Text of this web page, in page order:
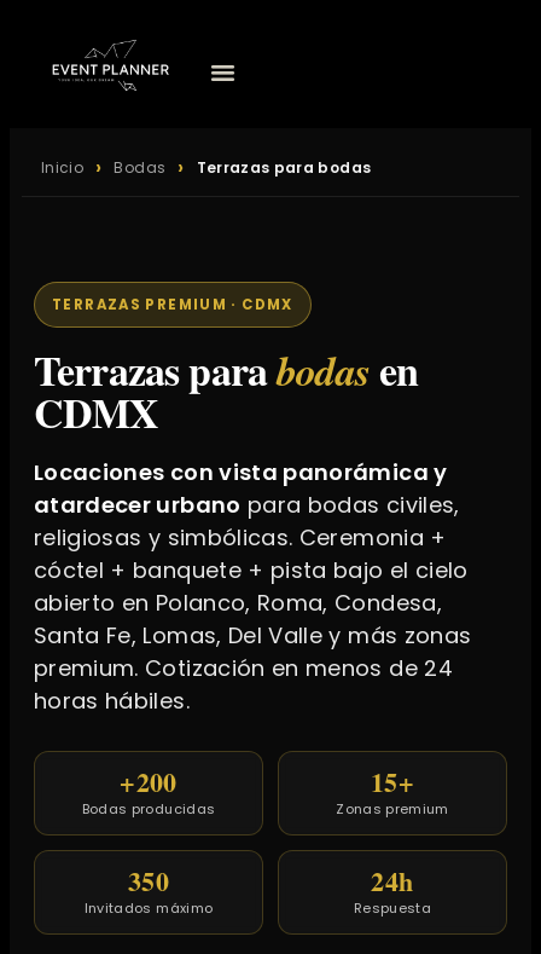
Inicio Bodas Terrazas para bodas
TERRAZAS PREMIUM · CDMX
Terrazas parabodasen
CDMX
Locaciones con vista panorámica y
atardecer urbano para bodas civiles,
religiosas y simbólicas. Ceremonia +
cóctel + banquete + pista bajo el cielo
abierto en Polanco, Roma, Condesa,
Santa Fe, Lomas, Del Valle y más zonas
premium. Cotización en menos de 24
horas hábiles.
+200
Bodas producidas
15+
Zonas premium
350
Invitados máximo
24h
Respuesta